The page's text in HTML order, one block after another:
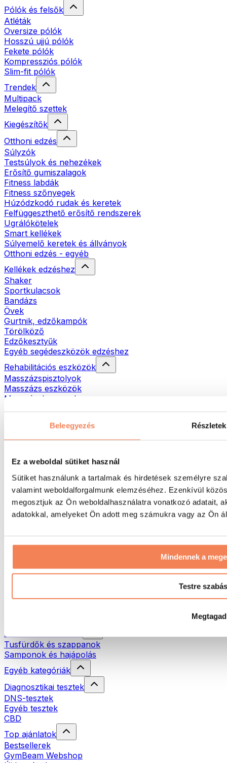
Beleegyezés Részletek
Ez a weboldal sütiket használ
Sütiket használunk a tartalmak és hirdetések személyre
valamint weboldalforgalmunk elemzéséhez. Ezenkívül
megosztjuk az Ön weboldalhasználatra vonatkozó adatait,
adatokkal, amelyeket Ön adott meg számukra vagy az Ön
Mindennek a
Testre szabás
Megtagad
Pólók és felsők
Atléták
Oversize pólók
Hosszú ujjú pólók
Fekete pólók
Kompressziós pólók
Slim-fit pólók
Trendek
Multipack
Melegítő szettek
Kiegészítők
Otthoni edzés
Súlyzók
Testsúlyok és nehezékek
Erősítő gumiszalagok
Fitness labdák
Fitness szőnyegek
Húzódzkodó rudak és keretek
Felfüggeszthető erősítő rendszerek
Ugrálókötelek
Smart kellékek
Súlyemelő keretek és állványok
Otthoni edzés - egyéb
Kellékek edzéshez
Shaker
Sportkulacsok
Bandázs
Övek
Gurtnik, edzőkampók
Törölköző
Edzőkesztyűk
Egyéb segédeszközök edzéshez
Rehabilitációs eszközök
Masszázspisztolyok
Masszázs eszközök
Masszázshengerek
Táskák & hátizsákok
Hátizsákok
Futás
Küzdősportok
Kerékpározás
Jóga és pilates
Úszás
Túrázás
Vörösfény-terápia
Öko háztartás
Natúrkozmetikumok
Tusfürdők és szappanok
Samponok és hajápolás
Egyéb kategóriák
Diagnosztikai tesztek
DNS-tesztek
Egyéb tesztek
CBD
Top ajánlatok
Bestsellerek
GymBeam Webshop